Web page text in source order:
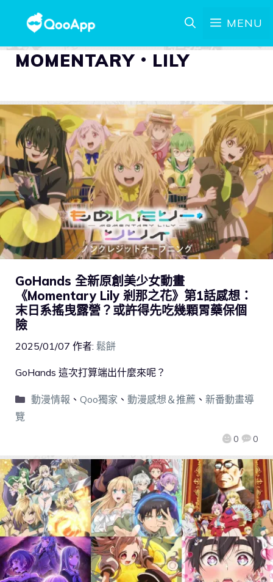
MENU
MOMENTARY・LILY
GoHands 全新原創美少女動畫
《Momentary Lily 剎那之花》第1話感想：
末日系搖曳露營？或許得先吃幾顆胃藥保個
險
2025/01/07 作者: 鬆餅
0 0
GoHands 這次打算端出什麼來呢？
動漫情報 、 Qoo獨家 、 動漫感想＆推薦 、 新番動畫導
覽